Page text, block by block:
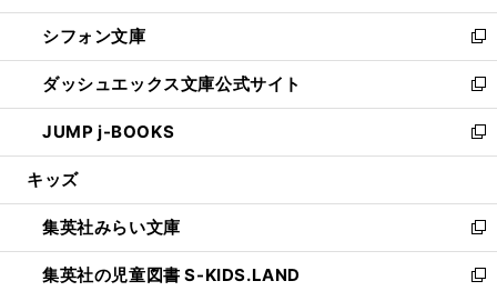
開
く
ウ
で
開
く
ウ
ィ
ン
ド
ウ
で
開
し
い
ウ
ィ
ン
ド
ウ
開
く
シフォン文庫
新
し
い
ウ
ィ
ン
ウ
で
開
く
ダッシュエックス文庫公式サイト
新
し
い
ウ
ン
ド
ウ
で
JUMP j-BOOKS
新
し
ウ
ィ
ン
ド
キッズ
集英社みらい文庫
新
し
い
集英社の児童図書 S-KIDS.LAND
新